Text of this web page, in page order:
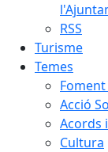
RSS
Turisme
Temes
Acció
Acords
Cultura